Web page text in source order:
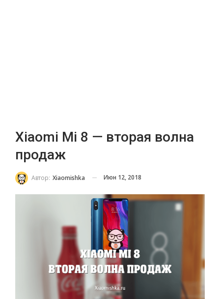
Xiaomi Mi 8 — вторая волна
продаж
Автор: Xiaomishka Июн 12, 2018